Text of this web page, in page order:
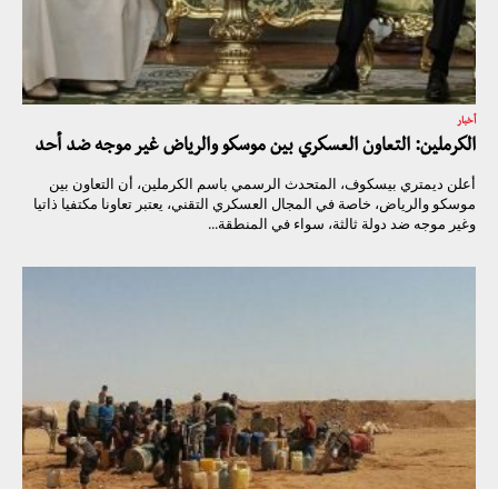
أخبار
الكرملين: التعاون العسكري بين موسكو والرياض غير موجه ضد أحد
أعلن ديمتري بيسكوف، المتحدث الرسمي باسم الكرملين، أن التعاون بين
موسكو والرياض، خاصة في المجال العسكري التقني، يعتبر تعاونا مكتفيا ذاتيا
وغير موجه ضد دولة ثالثة، سواء في المنطقة...